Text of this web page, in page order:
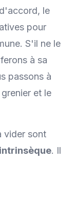
le
pour
S'il ne le
à sa
passons à
et le
vider sont
. Il